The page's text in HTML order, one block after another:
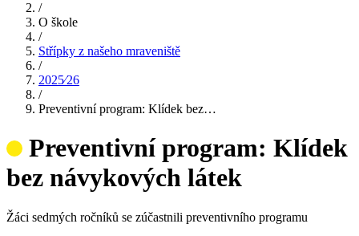
/
O škole
/
Střípky z našeho mraveniště
/
2025⁄26
/
Preventivní program: Klídek bez…
Preventivní program: Klídek
bez návykových látek
Žáci sedmých ročníků se zúčastnili preventivního programu